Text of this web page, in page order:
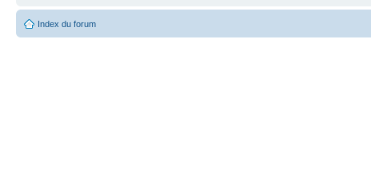
Index du forum